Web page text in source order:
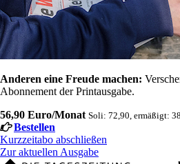
Anderen eine Freude machen:
Abonnement der Printausgabe.
56,90 Euro/Monat Soli: 72,90, ermäßigt:
Bestellen
Kurzzeitabo abschließen
Zur aktuellen Ausgabe